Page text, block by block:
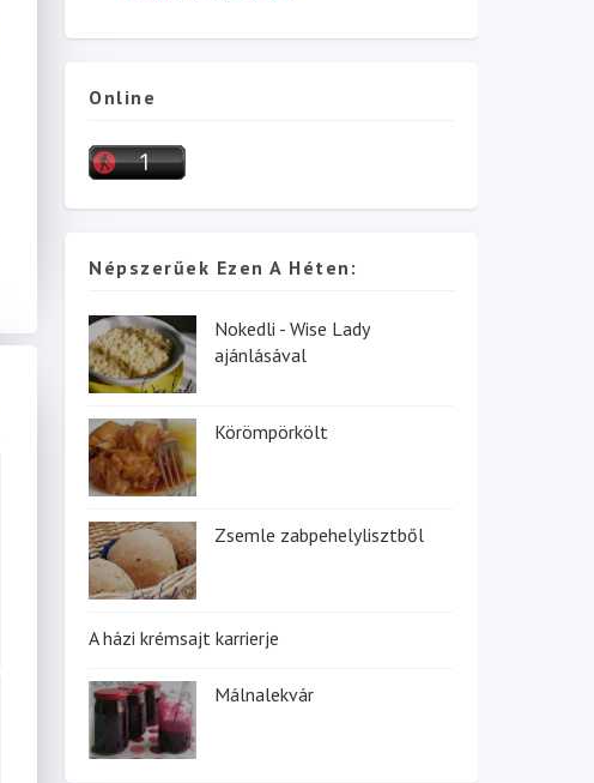
Online
Népszerűek Ezen A Héten:
Nokedli - Wise Lady
ajánlásával
Körömpörkölt
Zsemle zabpehelylisztből
A házi krémsajt karrierje
Málnalekvár